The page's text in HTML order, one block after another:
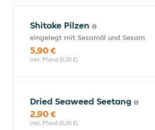
Shitake Pilzen
eingelegt mit Sesamöl und Sesam
5,90 €
inkl. Pfand (0,00 €)
Dried Seaweed Seetang
2,90 €
inkl. Pfand (0,00 €)